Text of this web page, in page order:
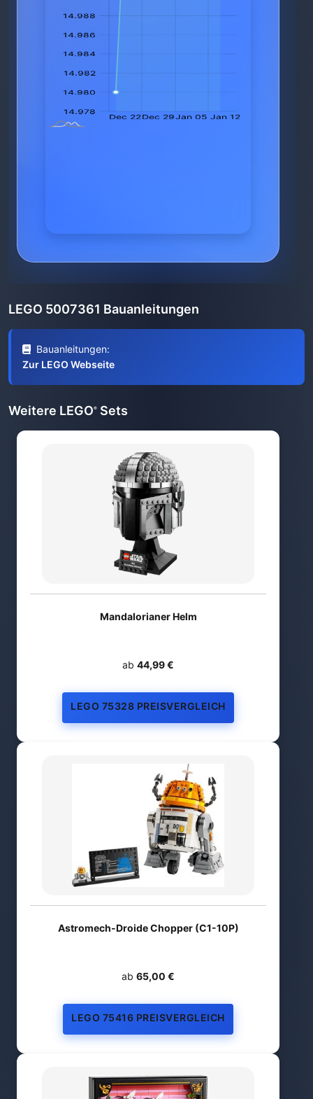
LEGO 5007361 Bauanleitungen
Bauanleitungen:
Zur LEGO Webseite
Weitere LEGO® Sets
Mandalorianer Helm
ab 44,99 €
LEGO 75328 PREISVERGLEICH
Astromech-Droide Chopper (C1-10P)
ab 65,00 €
LEGO 75416 PREISVERGLEICH